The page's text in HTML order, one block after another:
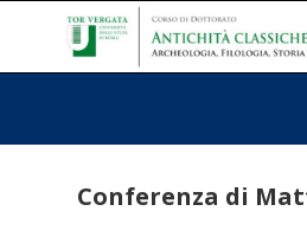
Conferenza di